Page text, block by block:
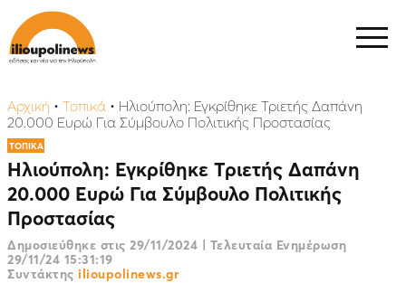
Αρχική • Τοπικά • Ηλιούπολη: Εγκρίθηκε Τριετής Δαπάνη
20.000 Ευρώ Για Σύμβουλο Πολιτικής Προστασίας
ΤΟΠΙΚΑ
Ηλιούπολη: Εγκρίθηκε Τριετής Δαπάνη
20.000 Ευρώ Για Σύμβουλο Πολιτικής
Προστασίας
Δημοσιεύθηκε στις 29/11/2024 | Τελευταία Ενημέρωση
29/11/24 15:31:19
Συντάκτης ilioupolinews.gr